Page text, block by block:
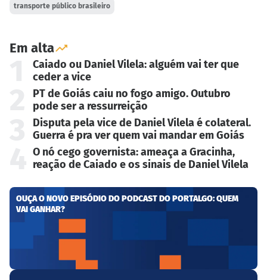
transporte público brasileiro
Em alta
Caiado ou Daniel Vilela: alguém vai ter que
ceder a vice
PT de Goiás caiu no fogo amigo. Outubro
pode ser a ressurreição
Disputa pela vice de Daniel Vilela é colateral.
Guerra é pra ver quem vai mandar em Goiás
O nó cego governista: ameaça a Gracinha,
reação de Caiado e os sinais de Daniel Vilela
OUÇA O NOVO EPISÓDIO DO PODCAST DO PORTALGO: QUEM
VAI GANHAR?